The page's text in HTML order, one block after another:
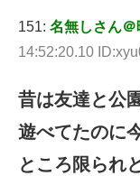
151: 名無しさん
14:52:20.10
昔は友達と公
遊べてたのに
ところ限られ